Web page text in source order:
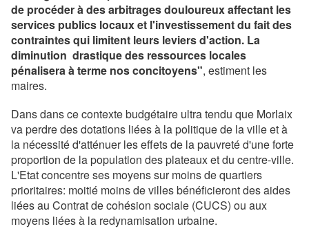
de procéder à des arbitrages douloureux affectant les
services publics locaux et l'investissement du fait des
contraintes qui limitent leurs leviers d'action. La
diminution drastique des ressources locales
pénalisera à terme nos concitoyens", estiment les
maires.
Dans dans ce contexte budgétaire ultra tendu que Morlaix
va perdre des dotations liées à la politique de la ville et à
la nécessité d'atténuer les effets de la pauvreté d'une forte
proportion de la population des plateaux et du centre-ville.
L'Etat concentre ses moyens sur moins de quartiers
prioritaires: moitié moins de villes bénéficieront des aides
liées au Contrat de cohésion sociale (CUCS) ou aux
moyens liées à la redynamisation urbaine.